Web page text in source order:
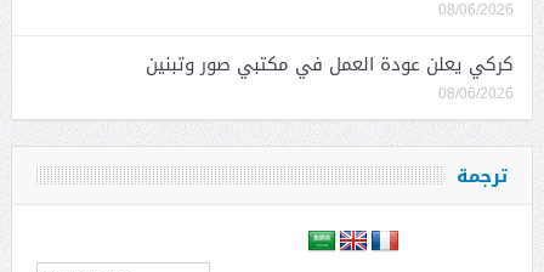
08/06/2026
كركي يعلن عودة العمل في مكتبي صور وتبنين
08/06/2026
ترجمة